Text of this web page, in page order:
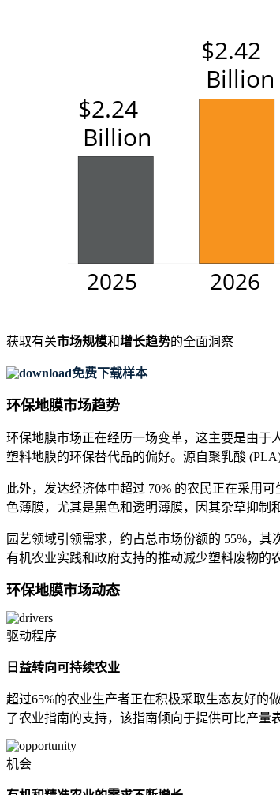
获取有关市场规模和增长趋势的全面洞察
免费下载样本
环保地膜市场趋势
环保地膜市场正在经历一场变革，这主要是由于
塑料地膜的环保替代品的偏好。源自聚乳酸
此外，发达经济体中超过 70% 的农民正在采用
色薄膜，尤其是黑色和透明薄膜，因其杂草抑制
园艺领域引领需求，约占总市场份额的 55%，
有机农业实践和政府支持的推动减少塑料废物的
环保地膜市场动态
驱动程序
日益转向可持续农业
超过65%的农业生产者正在积极采取生态友好的
了农业指南的支持，该指南倾向于提供可比产量
机会